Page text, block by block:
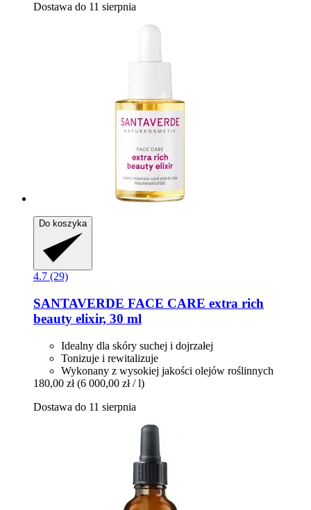
Dostawa do 11 sierpnia
Do koszyka
4.7 (29)
SANTAVERDE FACE CARE extra rich
beauty elixir, 30 ml
Idealny dla skóry suchej i dojrzałej
Tonizuje i rewitalizuje
Wykonany z wysokiej jakości olejów roślinnych
180,00 zł (6 000,00 zł / l)
Dostawa do 11 sierpnia